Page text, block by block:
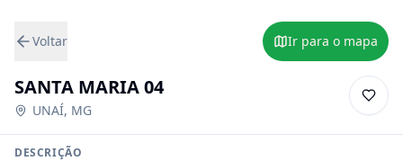
Voltar Ir para o mapa
SANTA MARIA 04
UNAÍ, MG
DESCRIÇÃO